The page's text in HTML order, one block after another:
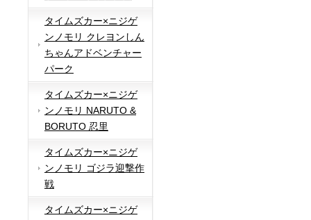
タイムズカー×ニジゲ
ンノモリ クレヨンしん
ちゃんアドベンチャー
パーク
タイムズカー×ニジゲ
ンノモリ NARUTO &
BORUTO 忍里
タイムズカー×ニジゲ
ンノモリ ゴジラ迎撃作
戦
タイムズカー×ニジゲ